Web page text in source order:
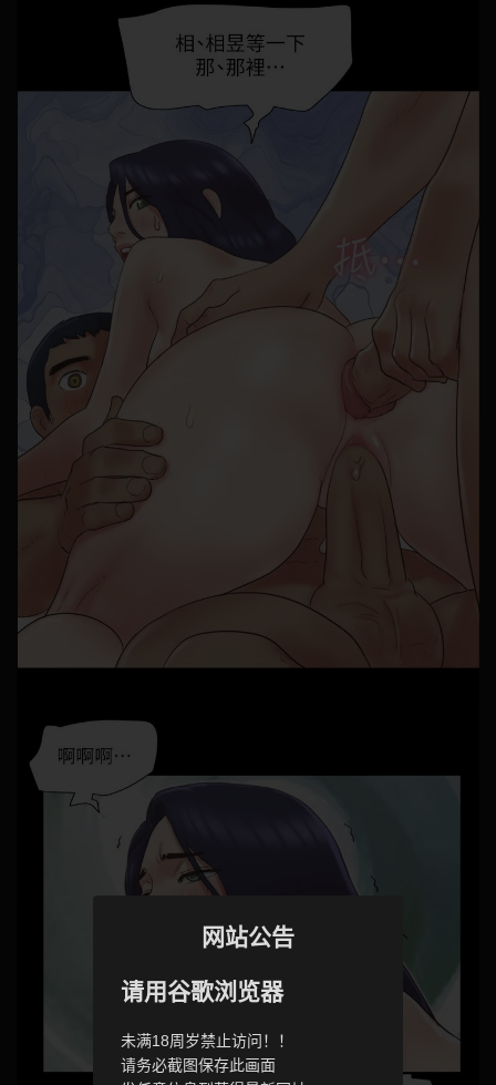
网站公告
请用谷歌浏览器
未满18周岁禁止访问！！
请务必截图保存此画面